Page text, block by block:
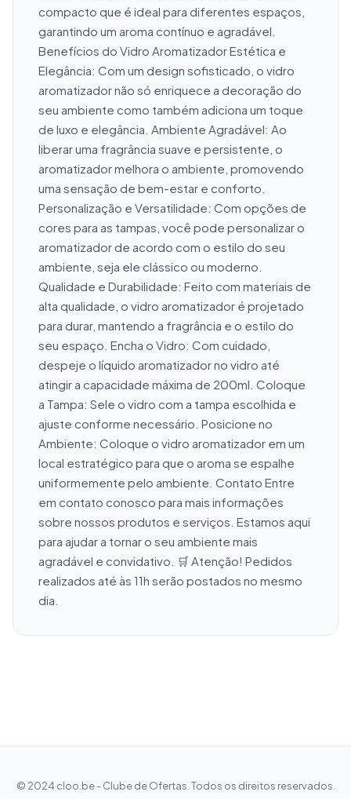
compacto que é ideal para diferentes espaços,
garantindo um aroma contínuo e agradável.
Benefícios do Vidro Aromatizador Estética e
Elegância: Com um design sofisticado, o vidro
aromatizador não só enriquece a decoração do
seu ambiente como também adiciona um toque
de luxo e elegância. Ambiente Agradável: Ao
liberar uma fragrância suave e persistente, o
aromatizador melhora o ambiente, promovendo
uma sensação de bem-estar e conforto.
Personalização e Versatilidade: Com opções de
cores para as tampas, você pode personalizar o
aromatizador de acordo com o estilo do seu
ambiente, seja ele clássico ou moderno.
Qualidade e Durabilidade: Feito com materiais de
alta qualidade, o vidro aromatizador é projetado
para durar, mantendo a fragrância e o estilo do
seu espaço. Encha o Vidro: Com cuidado,
despeje o líquido aromatizador no vidro até
atingir a capacidade máxima de 200ml. Coloque
a Tampa: Sele o vidro com a tampa escolhida e
ajuste conforme necessário. Posicione no
Ambiente: Coloque o vidro aromatizador em um
local estratégico para que o aroma se espalhe
uniformemente pelo ambiente. Contato Entre
em contato conosco para mais informações
sobre nossos produtos e serviços. Estamos aqui
para ajudar a tornar o seu ambiente mais
agradável e convidativo. 🛒 Atenção! Pedidos
realizados até às 11h serão postados no mesmo
dia.
© 2024 cloo.be - Clube de Ofertas. Todos os direitos reservados.